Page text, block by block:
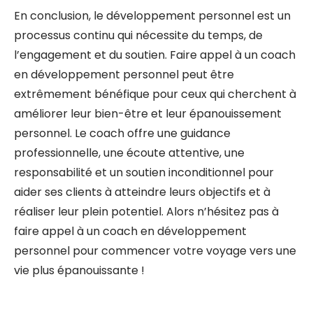
En conclusion, le développement personnel est un
processus continu qui nécessite du temps, de
l’engagement et du soutien. Faire appel à un coach
en développement personnel peut être
extrêmement bénéfique pour ceux qui cherchent à
améliorer leur bien-être et leur épanouissement
personnel. Le coach offre une guidance
professionnelle, une écoute attentive, une
responsabilité et un soutien inconditionnel pour
aider ses clients à atteindre leurs objectifs et à
réaliser leur plein potentiel. Alors n’hésitez pas à
faire appel à un coach en développement
personnel pour commencer votre voyage vers une
vie plus épanouissante !